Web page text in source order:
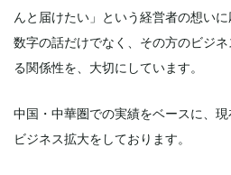
んと届けたい」という経営者の想いに
数字の話だけでなく、その方のビジ
る関係性を、大切にしています。
中国・中華圏での実績をベースに、
ビジネス拡大をしております。